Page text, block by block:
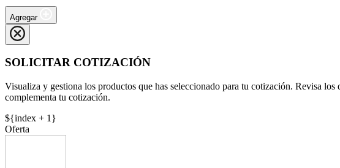
Agregar
SOLICITAR COTIZACIÓN
Visualiza y gestiona los productos que has seleccionado para tu cotización. Revisa
complementa tu cotización.
${index + 1}
Oferta